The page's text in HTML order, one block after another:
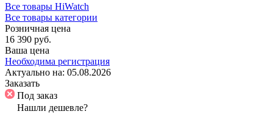
Все товары HiWatch
Все товары категории
Розничная цена
16 390 руб.
Ваша цена
Необходима регистрация
Актуально на: 05.08.2026
Заказать
Под заказ
Нашли дешевле?